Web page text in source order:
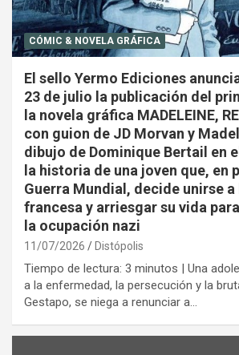
CÓMIC & NOVELA GRÁFICA
El sello Yermo Ediciones
23 de julio la publicación del
la novela gráfica MADELEINE,
con guion de JD Morvan y
dibujo de Dominique Bertail en
la historia de una joven que, en
Guerra Mundial, decide unirse a
francesa y arriesgar su vida
la ocupación nazi
11/07/2026 Distópolis
Tiempo de lectura: 3 minutos | Una
a la enfermedad, la persecución y la
Gestapo, se niega a renunciar a…